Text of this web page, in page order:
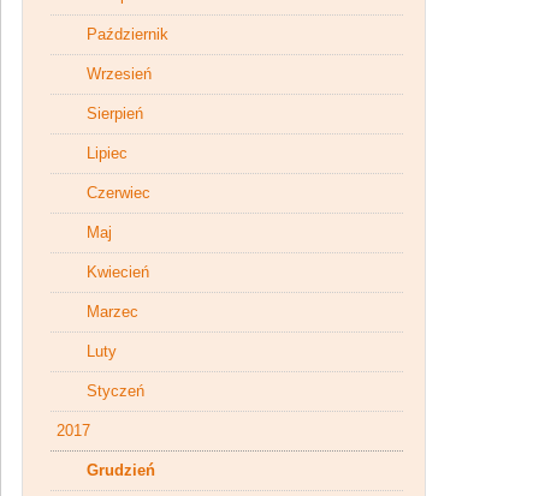
Październik
Wrzesień
Sierpień
Lipiec
Czerwiec
Maj
Kwiecień
Marzec
Luty
Styczeń
2017
Grudzień